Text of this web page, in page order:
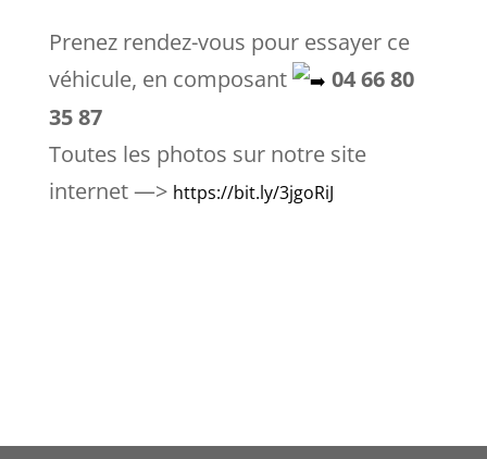
Prenez rendez-vous pour essayer ce
véhicule, en composant
04 66 80
35 87
Toutes les photos sur notre site
internet —> https://bit.ly/3jgoRiJ